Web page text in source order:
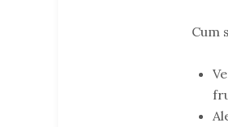
Cum